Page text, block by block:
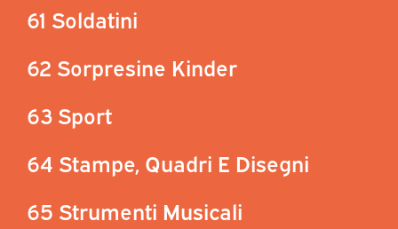
61 Soldatini
62 Sorpresine Kinder
63 Sport
64 Stampe, Quadri E Disegni
65 Strumenti Musicali